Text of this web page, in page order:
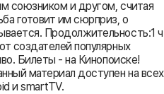
союзником и другом, считая
готовит им сюрприз, о
Продолжительность:1 ч
создателей популярных
Билеты - на Кинопоиске!
материал доступен на всех
и smartTV.